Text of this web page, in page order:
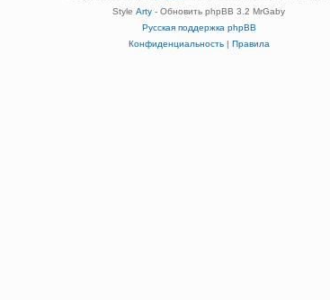
Style Arty - Обновить phpBB 3.2 MrGaby
Русская поддержка phpBB
Конфиденциальность| Правила